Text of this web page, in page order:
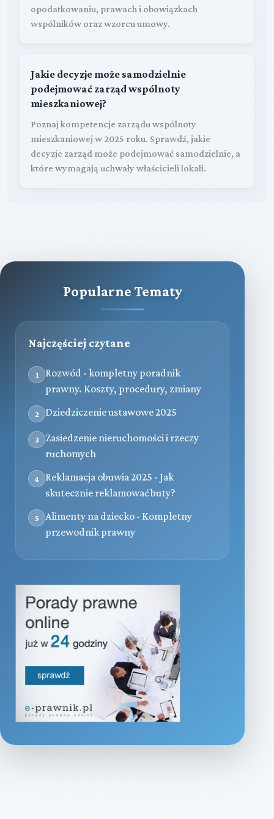
opodatkowaniu, prawach i obowiązkach
wspólników oraz wzorcu umowy.
Jakie decyzje może samodzielnie
podejmować zarząd wspólnoty
mieszkaniowej?
Poznaj kompetencje zarządu wspólnoty
mieszkaniowej w 2025 roku. Sprawdź, jakie
decyzje zarząd może podejmować samodzielnie, a
które wymagają uchwały właścicieli lokali.
Popularne Tematy
Najczęściej czytane
1
Rozwód - kompletny poradnik
prawny. Koszty, procedury, zmiany
2 Dziedziczenie ustawowe 2025
3
Zasiedzenie nieruchomości i rzeczy
ruchomych
4
Reklamacja obuwia 2025 - Jak
skutecznie reklamować buty?
5
Alimenty na dziecko - Kompletny
przewodnik prawny